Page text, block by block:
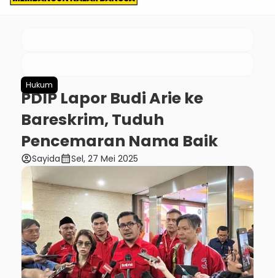
Hukum
PDIP Lapor Budi Arie ke
Bareskrim, Tuduh
Pencemaran Nama Baik
account_circleSayidacalendar_monthSel, 27 Mei 2025